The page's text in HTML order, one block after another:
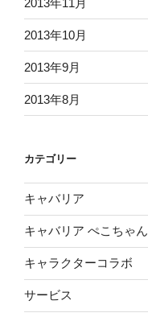
2013年10月
2013年9月
2013年8月
カテゴリー
キャバリア
キャバリア ぺこちゃん
キャラクターコラボ
サービス